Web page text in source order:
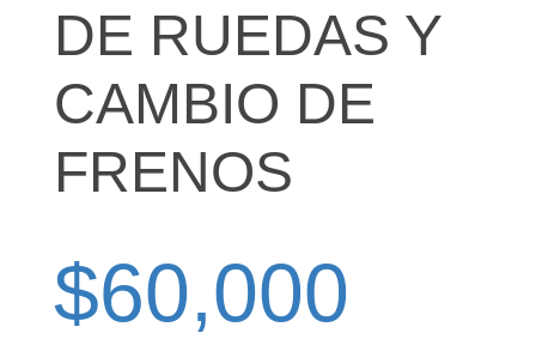
DE RUEDAS Y
CAMBIO DE
FRENOS
$60,000